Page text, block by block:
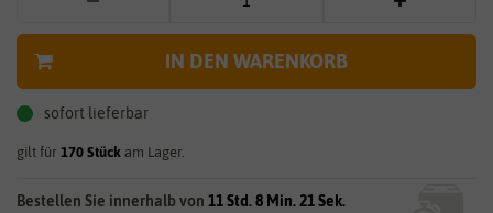
IN DEN WARENKORB
sofort lieferbar
gilt für 170 Stück am Lager.
Bestellen Sie innerhalb von 11 Std. 8 Min. 20 Sek.